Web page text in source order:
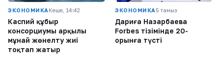
ЭКОНОМИКАКеше, 14:42
Каспий құбыр
консорциумы арқылы
мұнай жөнелту жиі
тоқтап жатыр
ЭКОНОМИКА5 тамыз
Дариға Назарбаева
Forbes тізімінде 20-
орынға түсті